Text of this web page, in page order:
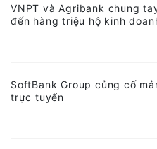
VNPT và Agribank chung
đến hàng triệu hộ kinh
SoftBank Group củng cố
trực tuyến